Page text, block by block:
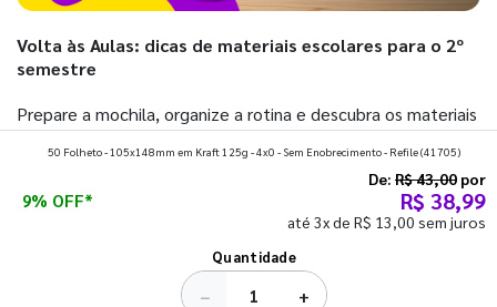
Volta às Aulas: dicas de materiais escolares para o 2º
semestre
Prepare a mochila, organize a rotina e descubra os materiais
que fazem toda diferença para começar o segundo
50 Folheto - 105x148mm em Kraft 125g - 4x0 - Sem Enobrecimento - Refile(41705)
9% OFF*
De: R$ 43,00 por
R$ 38,99
até 3x de R$ 13,00 sem juros
Quantidade
− +